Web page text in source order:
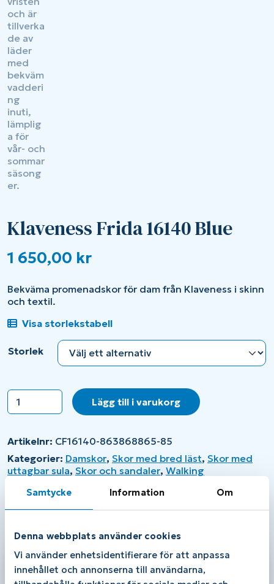
Samtycke Information Om
Denna webbplats använder cookies
Vi använder enhetsidentifierare för att anpassa
innehållet och annonserna till användarna,
Klaveness Frida 16140 Blue
1 650,00 kr
Bekväma promenadskor för dam från Klaveness i skinn
och textil.
Visa storlekstabell
Storlek
Klaveness
Frida
mängd
Lägg till i varukorg
Artikelnr: CF16140-863868865-85
Kategorier: Damskor, Skor med bred läst, Skor med
uttagbar sula, Skor och sandaler, Walking
Varumärke:
Klaveness
Beskrivning Ytterligare information
Beskrivning